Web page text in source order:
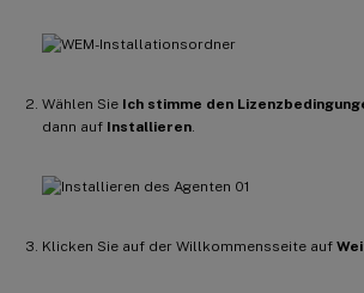
Wählen Sie Ich stimme den
dann auf Installieren
Klicken Sie auf der Willkommensseite auf